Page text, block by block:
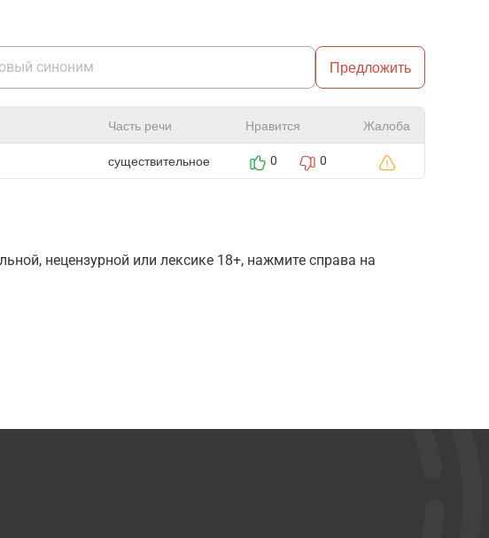
Предложить
Часть речи Нравится Жалоба
существительное 0 0
нецензурной или лексике 18+, нажмите справа на